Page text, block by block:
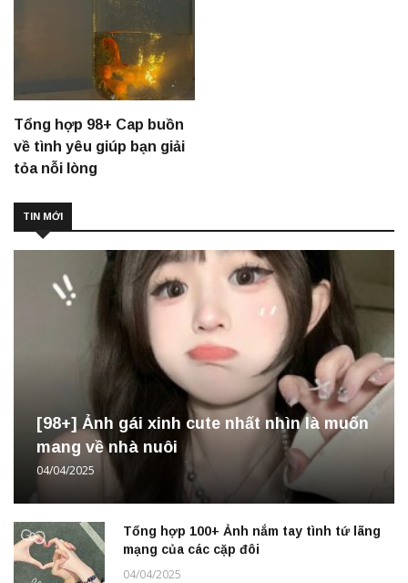
Tổng hợp 98+ Cap buồn
về tình yêu giúp bạn giải
tỏa nỗi lòng
TIN MỚI
[98+] Ảnh gái xinh cute nhất nhìn là muốn
mang về nhà nuôi
04/04/2025
Tổng hợp 100+ Ảnh nắm tay tình tứ lãng
mạng của các cặp đôi
04/04/2025